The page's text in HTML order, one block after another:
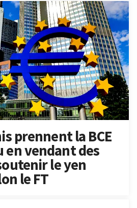
prennent la BCE
en vendant des
le yen
le FT